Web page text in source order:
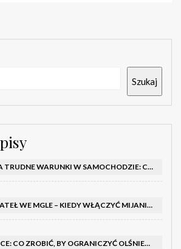
Szukaj
WYPOSAŻENIE NA TRUDNE WARUNKI W SAMOCHODZIE: CO MIEĆ ZIMĄ, W TRASIE I NA WYPADEK AWARII
JAK UŻYWAĆ ŚWIATEŁ WE MGLE – KIEDY WŁĄCZYĆ MIJANIA I PRZECIWMGIELNE ORAZ CZEGO NIE ROBIĆ
JAZDA POD SŁOŃCE: CO ZROBIĆ, BY OGRANICZYĆ OLŚNIENIE I POPRAWIĆ WIDOCZNOŚĆ